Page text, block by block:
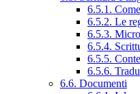
6.5.1.
6.5.2. Le
6.5.3.
6.5.4.
6.5.5.
6.5.6.
6.6. Documenti